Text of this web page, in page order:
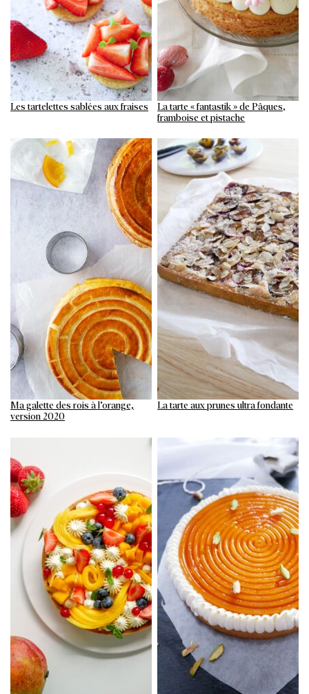
Les tartelettes sablées aux fraises
La tarte « fantastik » de Pâques,
framboise et pistache
Ma galette des rois à l’orange,
version 2020
La tarte aux prunes ultra fondante